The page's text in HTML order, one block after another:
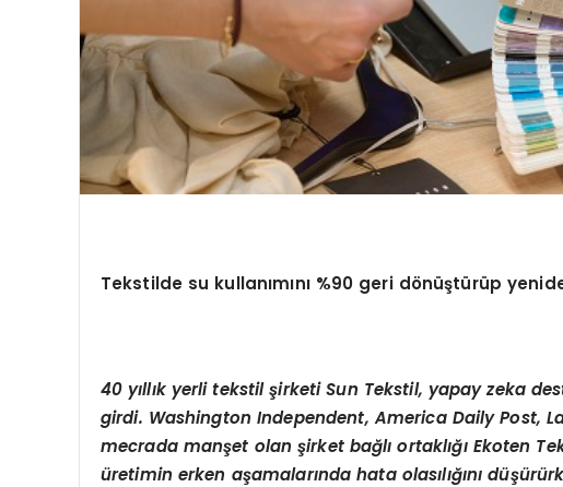
Tekstilde su kullanımını %90 geri dönüştürüp
40 yıllık yerli tekstil şirketi Sun Tekstil, yapay zeka
girdi. Washington Independent, America Daily Post,
mecrada manşet olan şirket bağlı ortaklığı Ekoten
üretimin erken aşamalarında hata olasılığını